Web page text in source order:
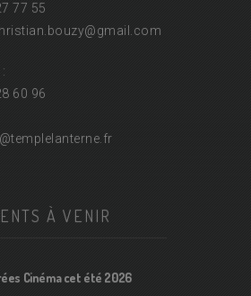
77 55
gmail.com
60 96
templelanterne.fr
À VENIR
Cinéma cet été 2026